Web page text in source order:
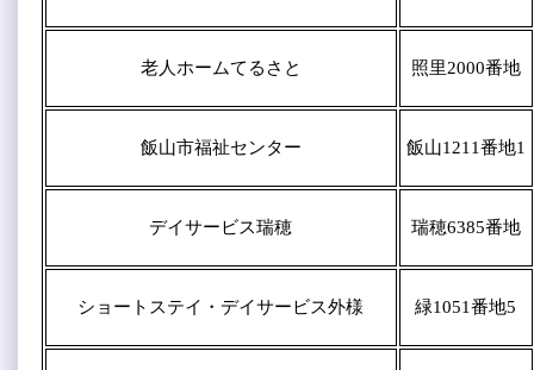
老人ホームてるさと 照里2000番地
飯山市福祉センター 飯山1211番地1
デイサービス瑞穂 瑞穂6385番地
ショートステイ・デイサービス外様 緑1051番地5